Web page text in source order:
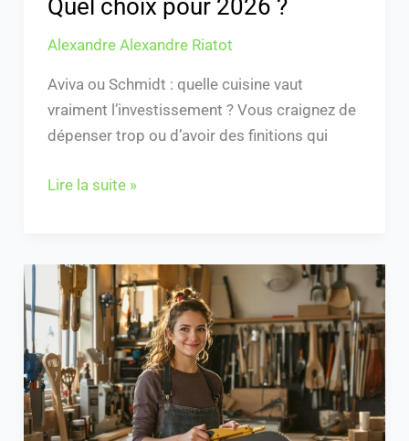
Quel choix pour 2026 ?
Alexandre Alexandre Riatot
Aviva ou Schmidt : quelle cuisine vaut
vraiment l’investissement ? Vous craignez de
dépenser trop ou d’avoir des finitions qui
Lire la suite »
Cours
de
bricolage
institutdubricolage.com
:
Découvrez
les